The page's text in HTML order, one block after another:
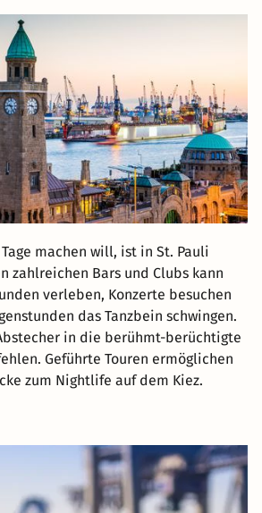
machen will, ist in St. Pauli
zahlreichen Bars und Clubs kann
verleben, Konzerte besuchen
das Tanzbein schwingen.
in die berühmt-berüchtigte
Geführte Touren ermöglichen
zum Nightlife auf dem Kiez.